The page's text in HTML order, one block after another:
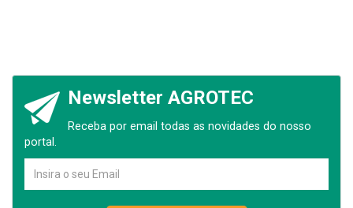
Newsletter AGROTEC
Receba por email todas as novidades do nosso
portal.